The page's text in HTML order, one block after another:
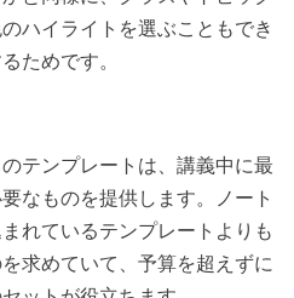
ハイライトを選ぶこともでき
ためです。
テンプレートは、講義中に最
なものを提供します。ノート
れているテンプレートよりも
求めていて、予算を超えずに